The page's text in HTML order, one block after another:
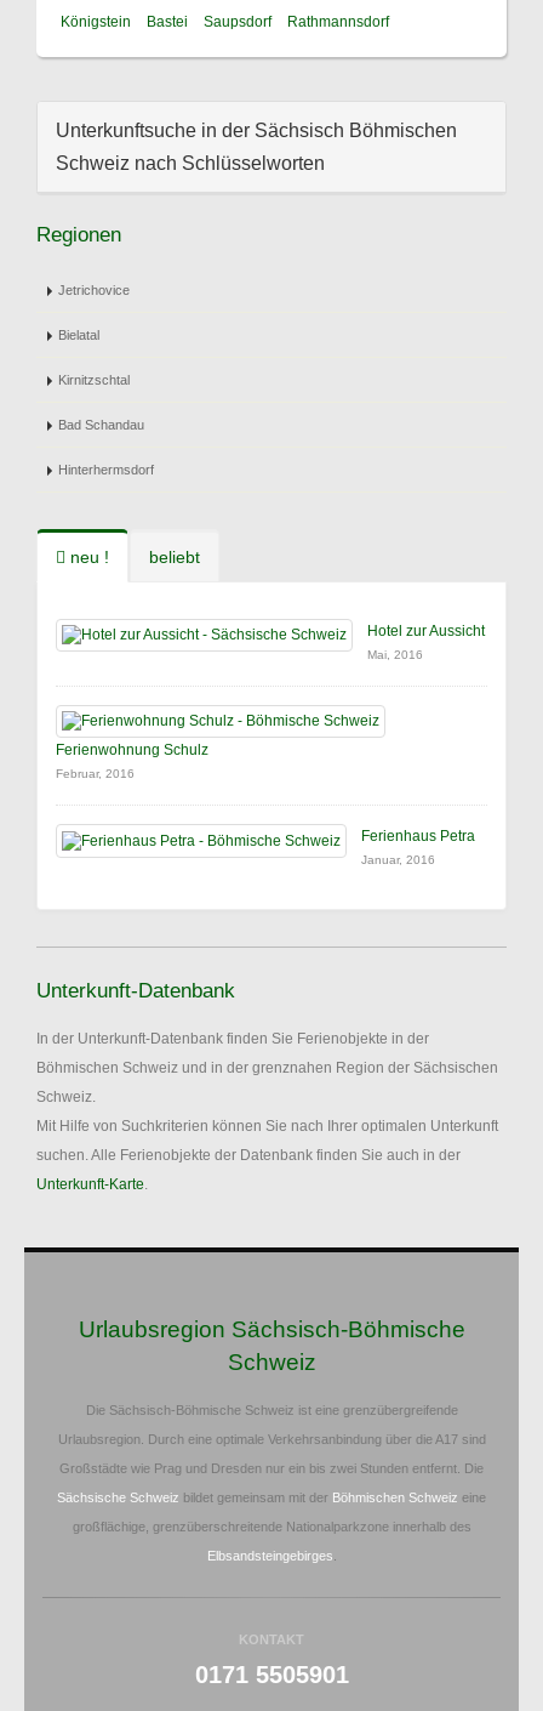
Königstein
Bastei Saupsdorf Rathmannsdorf
Unterkunftsuche in der Sächsisch Böhmischen
Schweiz nach Schlüsselworten
Regionen
Jetrichovice
Bielatal
Kirnitzschtal
Bad Schandau
Hinterhermsdorf
neu ! beliebt
Hotel zur Aussicht
Mai, 2016
Ferienwohnung Schulz
Februar, 2016
Ferienhaus Petra
Januar, 2016
Unterkunft-Datenbank
In der Unterkunft-Datenbank finden Sie Ferienobjekte in der
Böhmischen Schweiz und in der grenznahen Region der Sächsischen
Schweiz.
Mit Hilfe von Suchkriterien können Sie nach Ihrer optimalen Unterkunft
suchen. Alle Ferienobjekte der Datenbank finden Sie auch in der
Unterkunft-Karte.
Urlaubsregion Sächsisch-Böhmische
Schweiz
Die Sächsisch-Böhmische Schweiz ist eine grenzübergreifende
Urlaubsregion. Durch eine optimale Verkehrsanbindung über die A17 sind
Großstädte wie Prag und Dresden nur ein bis zwei Stunden entfernt. Die
Sächsische Schweiz bildet gemeinsam mit der Böhmischen Schweiz eine
großflächige, grenzüberschreitende Nationalparkzone innerhalb des
Elbsandsteingebirges
KONTAKT
0171 5505901